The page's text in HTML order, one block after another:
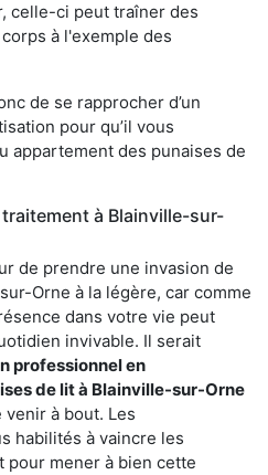
celle-ci peut traîner des
à l'exemple des
de se rapprocher d’un
pour qu’il vous
appartement des punaises de
à Blainville-sur-
de prendre une invasion de
Orne à la légère, car comme
dans votre vie peut
invivable. Il serait
professionnel en
de lit à Blainville-sur-Orne
à bout. Les
habilités à vaincre les
pour mener à bien cette